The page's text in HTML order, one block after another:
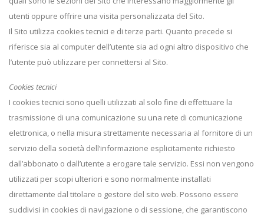
utenti oppure offrire una visita personalizzata del Sito.
Il Sito utilizza cookies tecnici e di terze parti. Quanto precede si
riferisce sia al computer dell’utente sia ad ogni altro dispositivo che
l’utente può utilizzare per connettersi al Sito.
Cookies tecnici
I cookies tecnici sono quelli utilizzati al solo fine di effettuare la
trasmissione di una comunicazione su una rete di comunicazione
elettronica, o nella misura strettamente necessaria al fornitore di un
servizio della società dell’informazione esplicitamente richiesto
dall’abbonato o dall’utente a erogare tale servizio. Essi non vengono
utilizzati per scopi ulteriori e sono normalmente installati
direttamente dal titolare o gestore del sito web. Possono essere
suddivisi in cookies di navigazione o di sessione, che garantiscono